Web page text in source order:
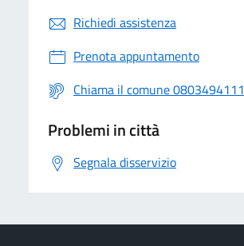
Richiedi assistenza
Prenota appuntamento
Chiama il comune 0803494111
Problemi in città
Segnala disservizio